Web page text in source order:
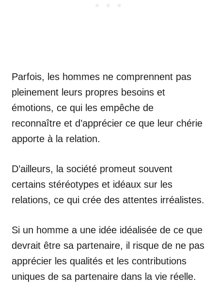
Parfois, les hommes ne comprennent pas
pleinement leurs propres besoins et
émotions, ce qui les empêche de
reconnaître et d’apprécier ce que leur chérie
apporte à la relation.
D’ailleurs, la société promeut souvent
certains stéréotypes et idéaux sur les
relations, ce qui crée des attentes irréalistes.
Si un homme a une idée idéalisée de ce que
devrait être sa partenaire, il risque de ne pas
apprécier les qualités et les contributions
uniques de sa partenaire dans la vie réelle.